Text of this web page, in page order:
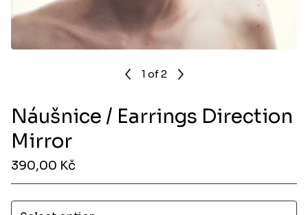
1 of 2
Náušnice / Earrings Direction
Mirror
390,00 Kč